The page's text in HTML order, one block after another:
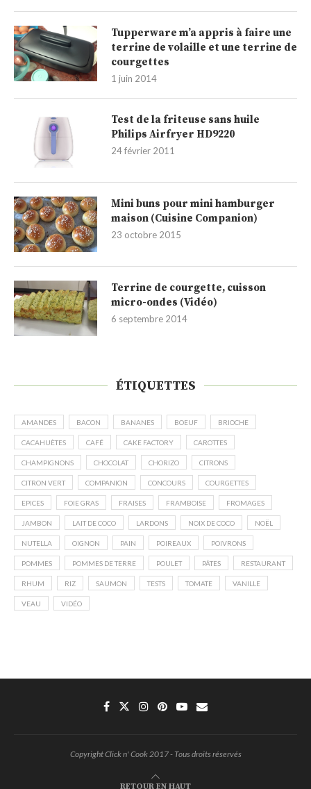
Tupperware m’a appris à faire une
terrine de volaille et une terrine de
courgettes
1 juin 2014
Test de la friteuse sans huile
Philips Airfryer HD9220
24 février 2011
Mini buns pour mini hamburger
maison (Cuisine Companion)
23 octobre 2015
Terrine de courgette, cuisson
micro-ondes (Vidéo)
6 septembre 2014
ÉTIQUETTES
AMANDES BACON BANANES BOEUF BRIOCHE
CACAHUÈTES CAFÉ CAKE FACTORY CAROTTES
CHAMPIGNONS CHOCOLAT CHORIZO CITRONS
CITRON VERT COMPANION CONCOURS COURGETTES
EPICES FOIE GRAS FRAISES FRAMBOISE FROMAGES
JAMBON LAIT DE COCO LARDONS NOIX DE COCO NOËL
NUTELLA OIGNON PAIN POIREAUX POIVRONS
POMMES POMMES DE TERRE POULET PÂTES RESTAURANT
RHUM RIZ SAUMON TESTS TOMATE VANILLE
VEAU VIDÉO
Copyright Click n' Cook 2017 - Tous droits réservés
RETOUR EN HAUT